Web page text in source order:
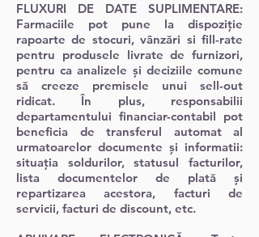
FLUXURI DE DATE SUPLIMENTARE:
Farmaciile pot pune la dispoziție
rapoarte de stocuri, vânzări si fill-rate
pentru produsele livrate de furnizori,
pentru ca analizele și deciziile comune
să creeze premisele unui sell-out
ridicat. În plus, responsabilii
departamentului financiar-contabil pot
beneficia de transferul automat al
urmatoarelor documente și informatii:
situația soldurilor, statusul facturilor,
lista documentelor de plată și
repartizarea acestora, facturi de
servicii, facturi de discount, etc.